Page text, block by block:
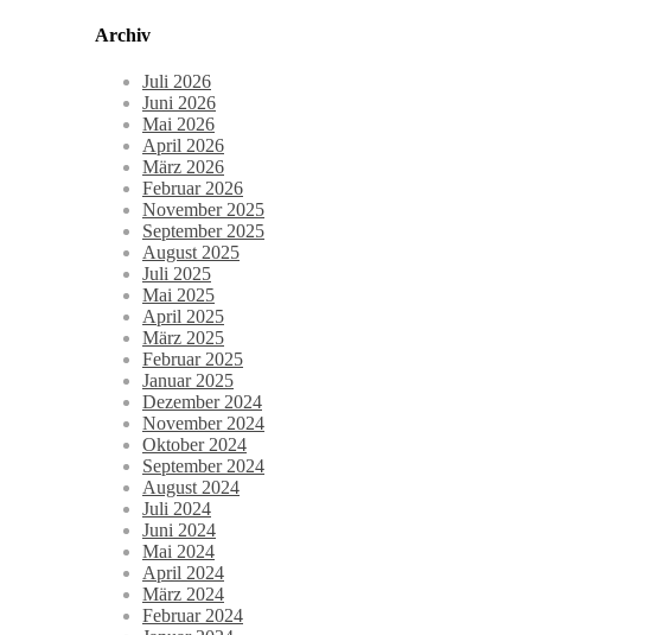
Archiv
Juli 2026
Juni 2026
Mai 2026
April 2026
März 2026
Februar 2026
November 2025
September 2025
August 2025
Juli 2025
Mai 2025
April 2025
März 2025
Februar 2025
Januar 2025
Dezember 2024
November 2024
Oktober 2024
September 2024
August 2024
Juli 2024
Juni 2024
Mai 2024
April 2024
März 2024
Februar 2024